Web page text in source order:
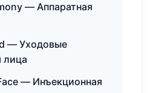
— Аппаратная
— Уходовые
лица
— Инъекционная